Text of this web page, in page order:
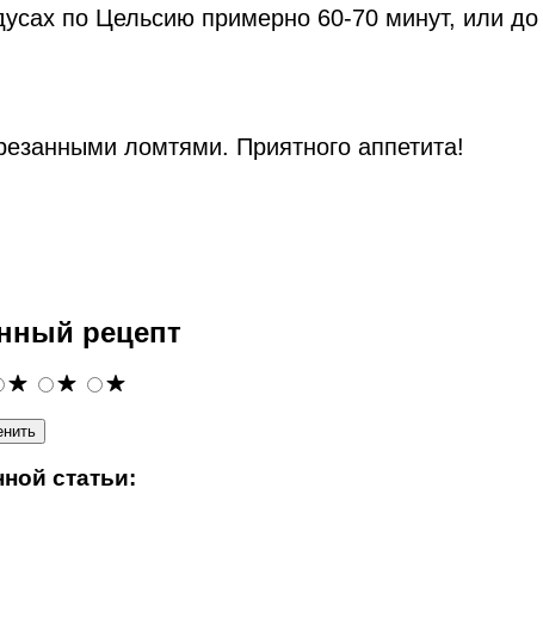
по Цельсию примерно 60-70 минут, или до
ломтями. Приятного аппетита!
рецепт
статьи: